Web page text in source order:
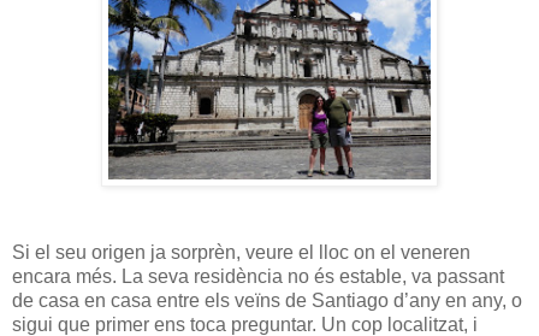
Si el seu origen ja sorprèn, veure el lloc on el veneren
encara més. La seva residència no és estable, va passant
de casa en casa entre els veïns de Santiago d’any en any, o
sigui que primer ens toca preguntar. Un cop localitzat, i